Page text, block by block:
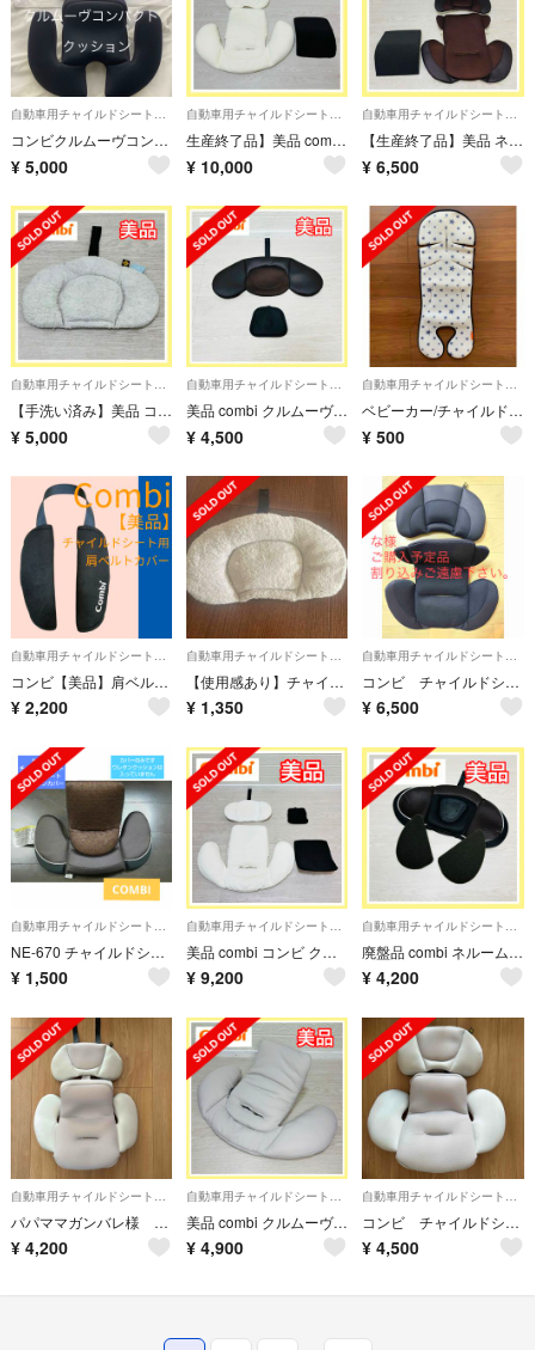
自動車用チャイルドシートクッション
コンビクルムーヴコンパクトLight クッションのみ
¥ 5,000
自動車用チャイルドシートクッション
生産終了品】美品 combi コンビ クルムーヴ スマート 新生児 手洗い済
¥ 10,000
自動車用チャイルドシートクッション
【生産終了品】美品 ネセルターン ヘッドサポート インナークッション
¥ 6,500
自動車用チャイルドシートクッション
【手洗い済み】美品 コンビ クルムーヴ スマート JJ600 ヘッドサポート
¥ 5,000
自動車用チャイルドシートクッション
美品 combi クルムーヴ スマート ISOFIX ブラウン ヘッドカバー
¥ 4,500
自動車用チャイルドシートクッション
ベビーカー/チャイルドシート用メッシュシート
¥ 500
コンビ【美品】肩ベルトカバー ジョイトリップ チャイルドシート ジュニアシート
¥ 2,200
【使用感あり】チャイルドシート エッグショック
¥ 1,350
コンビ チャイルドシート エッグクッション
¥ 6,500
NE-670 チャイルドシート おしりサポート カバーのみ
¥ 1,500
美品 combi コンビ クルムーヴ スマート 新生児 クッション 白 手洗い済
¥ 9,200
廃盤品 combi ネルーム 頭クッションカバー クッション付 ブラウン
¥ 4,200
自動車用チャイルドシートクッション
パパママガンバレ様 チャイルドシート インナークッション エッグショック
¥ 4,200
自動車用チャイルドシートクッション
美品 combi クルムーヴ スマート isofix 腰クッション 白
¥ 4,900
自動車用チャイルドシートクッション
コンビ チャイルドシート インナークッション エッグショック
¥ 4,500